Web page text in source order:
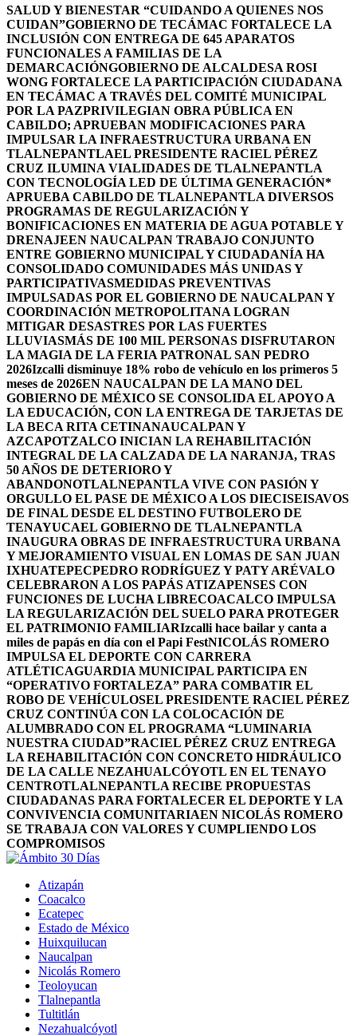
SALUD Y BIENESTAR “CUIDANDO A QUIENES NOS
CUIDAN”GOBIERNO DE TECÁMAC FORTALECE LA
INCLUSIÓN CON ENTREGA DE 645 APARATOS
FUNCIONALES A FAMILIAS DE LA
DEMARCACIÓNGOBIERNO DE ALCALDESA ROSI
WONG FORTALECE LA PARTICIPACIÓN CIUDADANA
EN TECÁMAC A TRAVÉS DEL COMITÉ MUNICIPAL
POR LA PAZPRIVILEGIAN OBRA PÚBLICA EN
CABILDO; APRUEBAN MODIFICACIONES PARA
IMPULSAR LA INFRAESTRUCTURA URBANA EN
TLALNEPANTLAEL PRESIDENTE RACIEL PÉREZ
CRUZ ILUMINA VIALIDADES DE TLALNEPANTLA
CON TECNOLOGÍA LED DE ÚLTIMA GENERACIÓN*
APRUEBA CABILDO DE TLALNEPANTLA DIVERSOS
PROGRAMAS DE REGULARIZACIÓN Y
BONIFICACIONES EN MATERIA DE AGUA POTABLE Y
DRENAJEEN NAUCALPAN TRABAJO CONJUNTO
ENTRE GOBIERNO MUNICIPAL Y CIUDADANÍA HA
CONSOLIDADO COMUNIDADES MÁS UNIDAS Y
PARTICIPATIVASMEDIDAS PREVENTIVAS
IMPULSADAS POR EL GOBIERNO DE NAUCALPAN Y
COORDINACIÓN METROPOLITANA LOGRAN
MITIGAR DESASTRES POR LAS FUERTES
LLUVIASMÁS DE 100 MIL PERSONAS DISFRUTARON
LA MAGIA DE LA FERIA PATRONAL SAN PEDRO
2026Izcalli disminuye 18% robo de vehículo en los primeros 5
meses de 2026EN NAUCALPAN DE LA MANO DEL
GOBIERNO DE MÉXICO SE CONSOLIDA EL APOYO A
LA EDUCACIÓN, CON LA ENTREGA DE TARJETAS DE
LA BECA RITA CETINANAUCALPAN Y
AZCAPOTZALCO INICIAN LA REHABILITACIÓN
INTEGRAL DE LA CALZADA DE LA NARANJA, TRAS
50 AÑOS DE DETERIORO Y
ABANDONOTLALNEPANTLA VIVE CON PASIÓN Y
ORGULLO EL PASE DE MÉXICO A LOS DIECISEISAVOS
DE FINAL DESDE EL DESTINO FUTBOLERO DE
TENAYUCAEL GOBIERNO DE TLALNEPANTLA
INAUGURA OBRAS DE INFRAESTRUCTURA URBANA
Y MEJORAMIENTO VISUAL EN LOMAS DE SAN JUAN
IXHUATEPECPEDRO RODRÍGUEZ Y PATY ARÉVALO
CELEBRARON A LOS PAPÁS ATIZAPENSES CON
FUNCIONES DE LUCHA LIBRECOACALCO IMPULSA
LA REGULARIZACIÓN DEL SUELO PARA PROTEGER
EL PATRIMONIO FAMILIARIzcalli hace bailar y canta a
miles de papás en día con el Papi FestNICOLÁS ROMERO
IMPULSA EL DEPORTE CON CARRERA
ATLÉTICAGUARDIA MUNICIPAL PARTICIPA EN
“OPERATIVO FORTALEZA” PARA COMBATIR EL
ROBO DE VEHÍCULOSEL PRESIDENTE RACIEL PÉREZ
CRUZ CONTINÚA CON LA COLOCACIÓN DE
ALUMBRADO CON EL PROGRAMA “LUMINARIA
NUESTRA CIUDAD”RACIEL PÉREZ CRUZ ENTREGA
LA REHABILITACIÓN CON CONCRETO HIDRÁULICO
DE LA CALLE NEZAHUALCÓYOTL EN EL TENAYO
CENTROTLALNEPANTLA RECIBE PROPUESTAS
CIUDADANAS PARA FORTALECER EL DEPORTE Y LA
CONVIVENCIA COMUNITARIAEN NICOLÁS ROMERO
SE TRABAJA CON VALORES Y CUMPLIENDO LOS
COMPROMISOS
Atizapán
Coacalco
Ecatepec
Estado de México
Huixquilucan
Naucalpan
Nicolás Romero
Teoloyucan
Tlalnepantla
Tultitlán
Nezahualcóyotl